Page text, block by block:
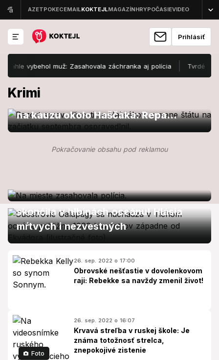
Prihlásiť
vybehol muž: Zasahovala záchranka aj polícia Tvrdé slová
Krimi
Správy
Úrad špeciálnej prokuratúry reaguje
na kauzu okolo Haščáka: Repa
nepochybil
Pokračovanie obsahu pod reklamou
Zahraničie
Tragédia pri Galapágoch: Loď
skončila v hlbinách oceánu! Hlásia
mŕtvych i nezvestných
26. sep. 2022 o 17:00
Obrovské nešťastie v dovolenkovom
raji: Rebekke sa navždy zmenil život!
Foto
26. sep. 2022 o 16:07
Krvavá streľba v ruskej škole: Je
známa totožnosť strelca,
znepokojivé zistenie